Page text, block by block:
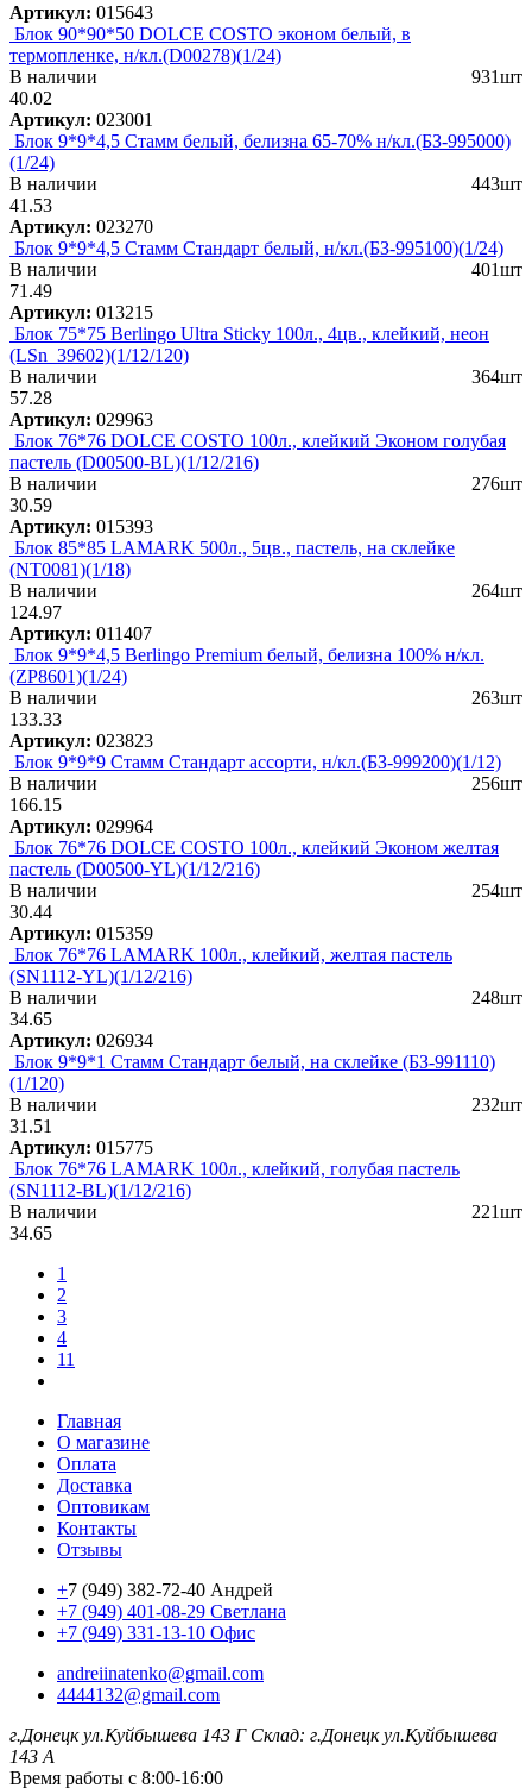
Артикул: 015643
Блок 90*90*50 DOLCE COSTO эконом белый, в
термопленке, н/кл.(D00278)(1/24)
В наличии
931шт
40.02
Артикул: 023001
Блок 9*9*4,5 Стамм белый, белизна 65-70% н/кл.(БЗ-995000)
(1/24)
В наличии
443шт
41.53
Артикул: 023270
Блок 9*9*4,5 Стамм Стандарт белый, н/кл.(БЗ-995100)(1/24)
В наличии
401шт
71.49
Артикул: 013215
Блок 75*75 Berlingo Ultra Sticky 100л., 4цв., клейкий, неон
(LSn_39602)(1/12/120)
В наличии
364шт
57.28
Артикул: 029963
Блок 76*76 DOLCE COSTO 100л., клейкий Эконом голубая
пастель (D00500-BL)(1/12/216)
В наличии
276шт
30.59
Артикул: 015393
Блок 85*85 LAMARK 500л., 5цв., пастель, на склейке
(NT0081)(1/18)
В наличии
264шт
124.97
Артикул: 011407
Блок 9*9*4,5 Berlingo Premium белый, белизна 100% н/кл.
(ZP8601)(1/24)
В наличии
263шт
133.33
Артикул: 023823
Блок 9*9*9 Стамм Стандарт ассорти, н/кл.(БЗ-999200)(1/12)
В наличии
256шт
166.15
Артикул: 029964
Блок 76*76 DOLCE COSTO 100л., клейкий Эконом желтая
пастель (D00500-YL)(1/12/216)
В наличии
254шт
30.44
Артикул: 015359
Блок 76*76 LAMARK 100л., клейкий, желтая пастель
(SN1112-YL)(1/12/216)
В наличии
248шт
34.65
Артикул: 026934
Блок 9*9*1 Стамм Стандарт белый, на склейке (БЗ-991110)
(1/120)
В наличии
232шт
31.51
Артикул: 015775
Блок 76*76 LAMARK 100л., клейкий, голубая пастель
(SN1112-BL)(1/12/216)
В наличии
221шт
34.65
1
2
3
4
11
Главная
О магазине
Оплата
Доставка
Оптовикам
Контакты
Отзывы
+7 (949) 382-72-40 Андрей
+7 (949) 401-08-29 Светлана
+7 (949) 331-13-10 Офис
andreiinatenko@gmail.com
4444132@gmail.com
г.Донецк ул.Куйбышева 143 Г Склад: г.Донецк ул.Куйбышева
143 А
Время работы с 8:00-16:00